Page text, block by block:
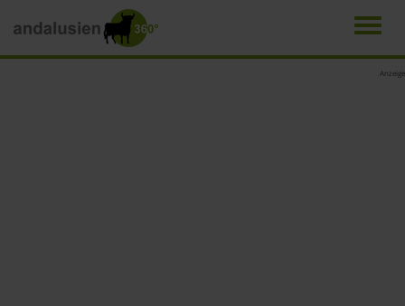
Anzeige